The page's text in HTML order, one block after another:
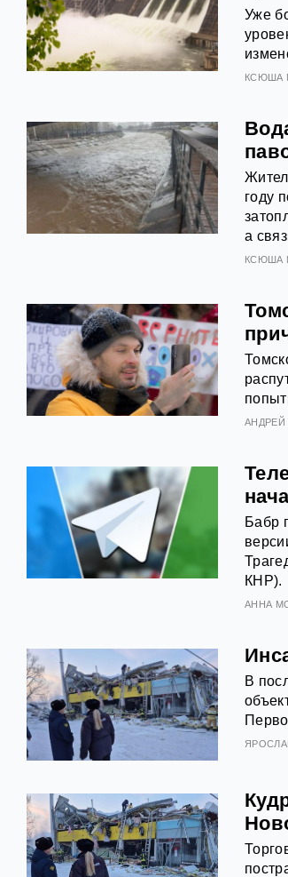
Уже
КСЮША
году
а
КСЮША
Бабр
КНР).
АННА
В